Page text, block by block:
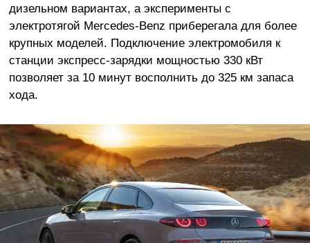
дизельном вариантах, а эксперименты с
электротягой Mercedes-Benz приберегала для более
крупных моделей. Подключение электромобиля к
станции экспресс-зарядки мощностью 330 кВт
позволяет за 10 минут восполнить до 325 км запаса
хода.